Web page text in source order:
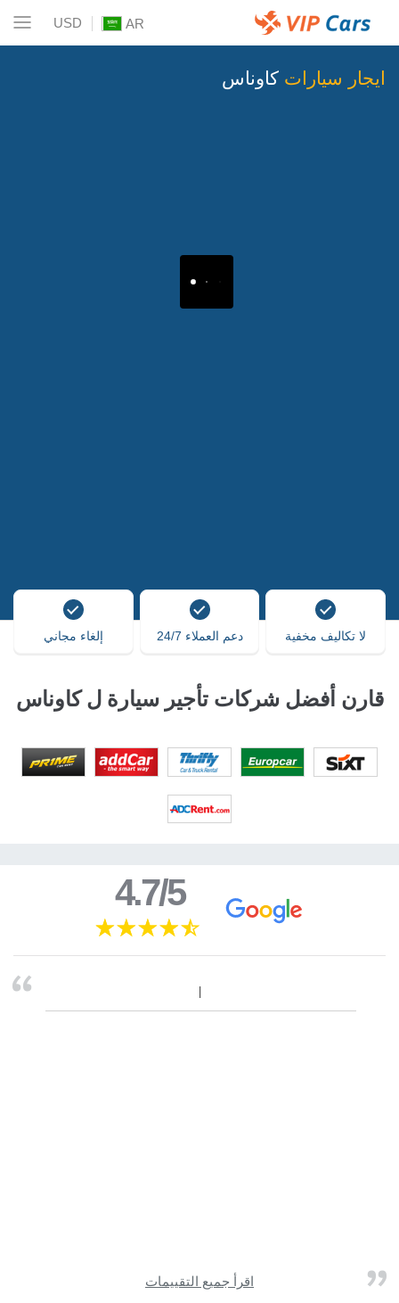
AR
USD
ايجار سيارات كاوناس
لا تكاليف مخفية دعم العملاء 24/7 إلغاء مجاني
قارن أفضل شركات تأجير سيارة ل كاوناس
4.7/5
اقرأ جميع التقييمات